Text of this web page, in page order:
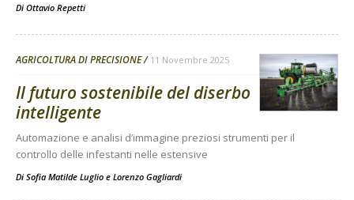
Di Ottavio Repetti
AGRICOLTURA DI PRECISIONE 11 Novembre 2025
Il futuro sostenibile del diserbo
intelligente
Automazione e analisi d’immagine preziosi strumenti per il
controllo delle infestanti nelle estensive
Di Sofia Matilde Luglio e Lorenzo Gagliardi